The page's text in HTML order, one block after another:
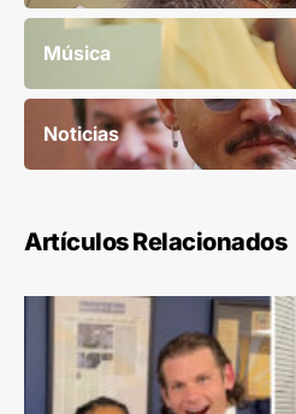
Música
Noticias
Artículos Relacionados